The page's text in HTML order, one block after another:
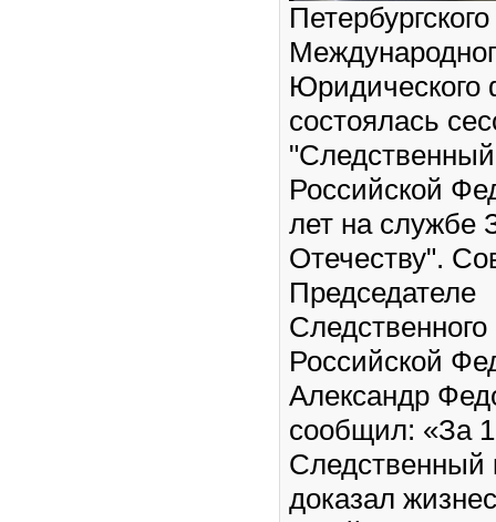
Петербургского
Юридического
состоялась
Российской
лет на службе
Отечеству".
Председателе
Следственного
Российской
Александр
сообщил: «За
Следственный
доказал